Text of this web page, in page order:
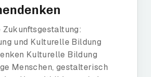
Zukunftsgestaltung:
und Kulturelle Bildung
Kulturelle Bildung
Menschen, gestalterisch